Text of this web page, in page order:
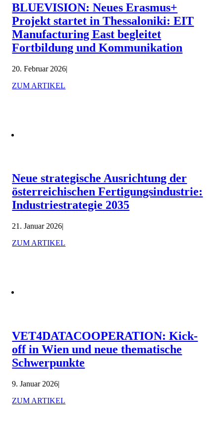
BLUEVISION: Neues Erasmus+
Projekt startet in Thessaloniki: EIT
Manufacturing East begleitet
Fortbildung und Kommunikation
20. Februar 2026|
ZUM ARTIKEL
Neue strategische Ausrichtung der
österreichischen Fertigungsindustrie:
Industriestrategie 2035
21. Januar 2026|
ZUM ARTIKEL
VET4DATACOOPERATION: Kick-
off in Wien und neue thematische
Schwerpunkte
9. Januar 2026|
ZUM ARTIKEL